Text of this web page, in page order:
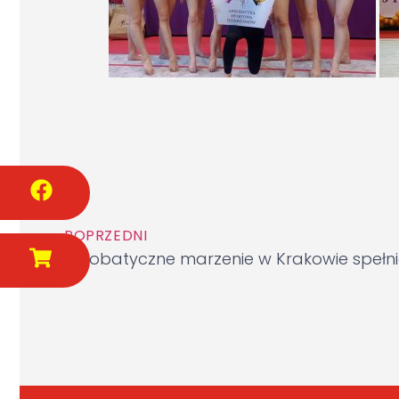
POPRZEDNI
Akrobatyczne marzenie w Krakowie